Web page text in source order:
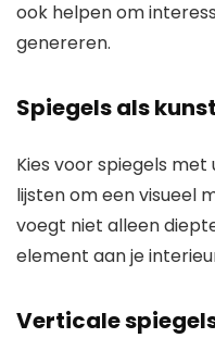
ook helpen om
genereren.
Spiegels als
Kies voor spiegels
lijsten om een visueel
voegt niet alleen
element aan je
Verticale